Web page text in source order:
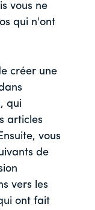
vous ne
qui n'ont
créer une
qui
articles
vous
de
vers les
ont fait